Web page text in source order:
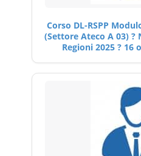
Corso DL-RSPP
(Settore Ateco A 03) ?
Regioni 2025 ? 16